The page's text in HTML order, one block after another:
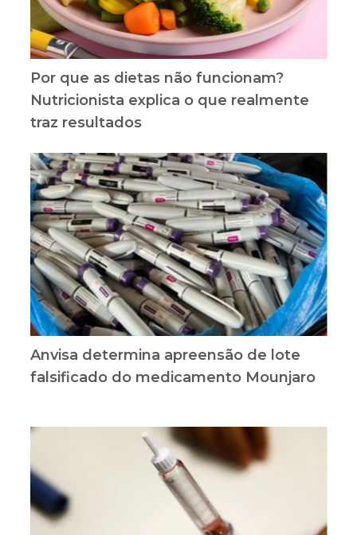
Por que as dietas não funcionam?
Nutricionista explica o que realmente
traz resultados
Anvisa determina apreensão de lote
falsificado do medicamento Mounjaro